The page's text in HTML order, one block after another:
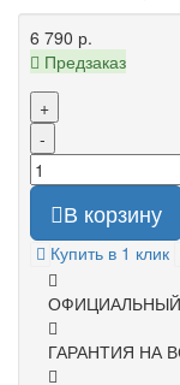
6 790 р.
Предзаказ
+
-
В корзину
Купить в 1 клик
ГАРАНТИЯ НА